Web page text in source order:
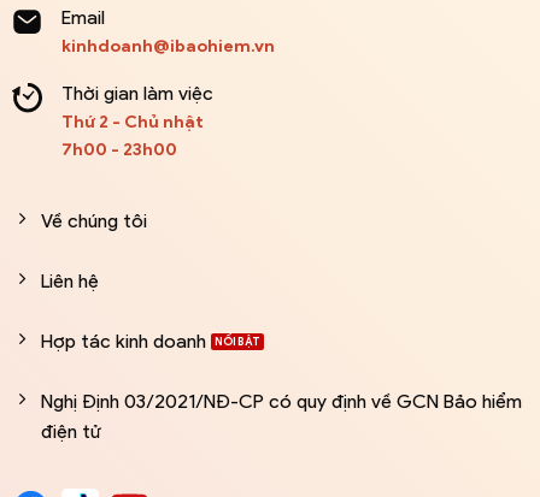
Email
kinhdoanh@ibaohiem.vn
Thời gian làm việc
Thứ 2 - Chủ nhật
7h00 - 23h00
Về chúng tôi
Liên hệ
Hợp tác kinh doanh
Nghị Định 03/2021/NĐ-CP có quy định về GCN Bảo hiểm
điện tử